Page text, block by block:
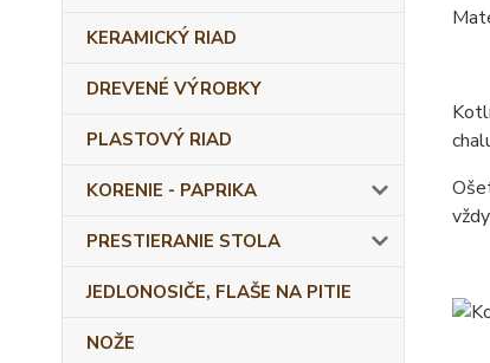
KERAMICKÝ RIAD
DREVENÉ VÝROBKY
PLASTOVÝ RIAD
KORENIE - PAPRIKA
PRESTIERANIE STOLA
JEDLONOSIČE, FLAŠE NA PITIE
NOŽE